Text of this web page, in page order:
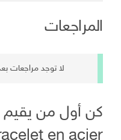
المراجعات
لا توجد مراجعات بعد.
en acier